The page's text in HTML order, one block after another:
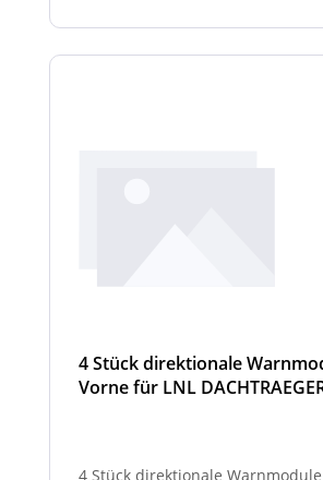
4 Stück direktionale
Vorne für LNL
4 Stück direktionale